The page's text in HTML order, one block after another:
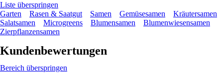
Liste überspringen
Garten
Rasen & Saatgut Samen Gemüsesamen
Kräutersamen
Salatsamen
Microgreens Blumensamen
Blumenwiesensamen
Zierpflanzensamen
Kundenbewertungen
Bereich überspringen